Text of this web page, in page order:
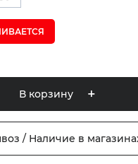
В корзину
/ Наличие в